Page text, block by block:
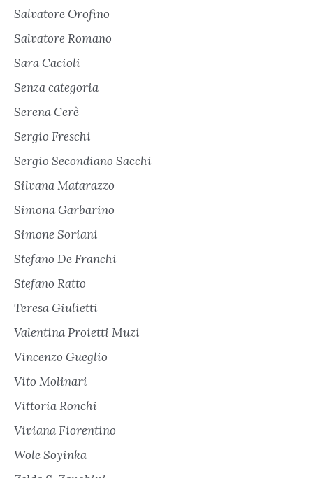
Salvatore Orofino
Salvatore Romano
Sara Cacioli
Senza categoria
Serena Cerè
Sergio Freschi
Sergio Secondiano Sacchi
Silvana Matarazzo
Simona Garbarino
Simone Soriani
Stefano De Franchi
Stefano Ratto
Teresa Giulietti
Valentina Proietti Muzi
Vincenzo Gueglio
Vito Molinari
Vittoria Ronchi
Viviana Fiorentino
Wole Soyinka